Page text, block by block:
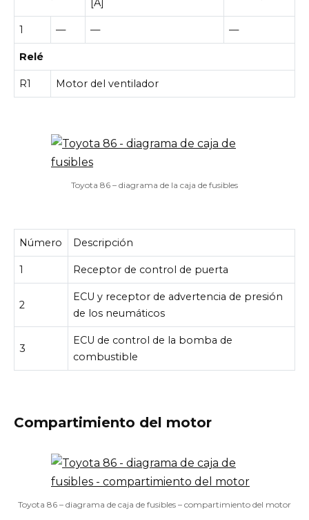
1 — — —
Relé
R1 Motor del ventilador
Toyota 86 – diagrama de la caja de fusibles
Número Descripción
1 Receptor de control de puerta
2
ECU y receptor de advertencia de presión
de los neumáticos
3
ECU de control de la bomba de
combustible
Compartimiento del motor
Toyota 86 – diagrama de caja de fusibles – compartimiento del motor